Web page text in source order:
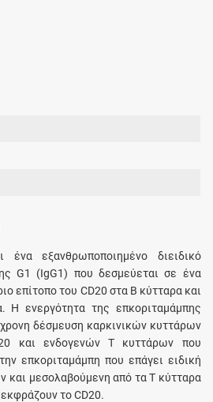
ένα εξανθρωποποιημένο διειδικό
G1 (IgG1) που δεσμεύεται σε ένα
επίτοπο του CD20 στα Β κύτταρα και
Η ενεργότητα της επκοριταμάμπης
δέσμευση καρκινικών κυττάρων
και ενδογενών Τ κυττάρων που
επκοριταμάμπη που επάγει ειδική
και μεσολαβούμενη από τα Τ κύτταρα
το CD20.